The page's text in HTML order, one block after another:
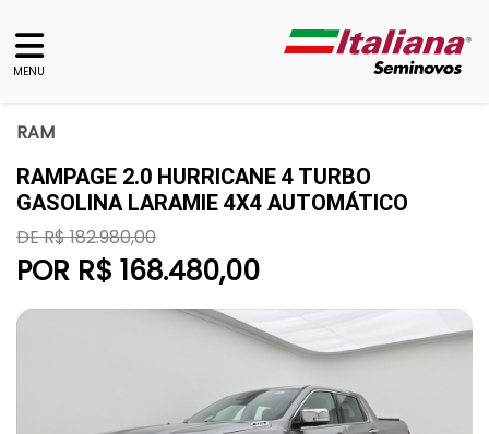
MENU
RAM
RAMPAGE 2.0 HURRICANE 4 TURBO
GASOLINA LARAMIE 4X4 AUTOMÁTICO
DE R$ 182.980,00
POR R$ 168.480,00